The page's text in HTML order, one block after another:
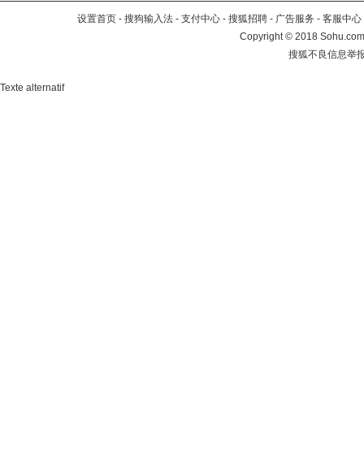
设置首页 - 搜狗输入法 - 支付中心 - 搜狐招聘 - 广告服务 - 客服中心
Copyright©2018
搜狐不良信息举
Texte alternatif